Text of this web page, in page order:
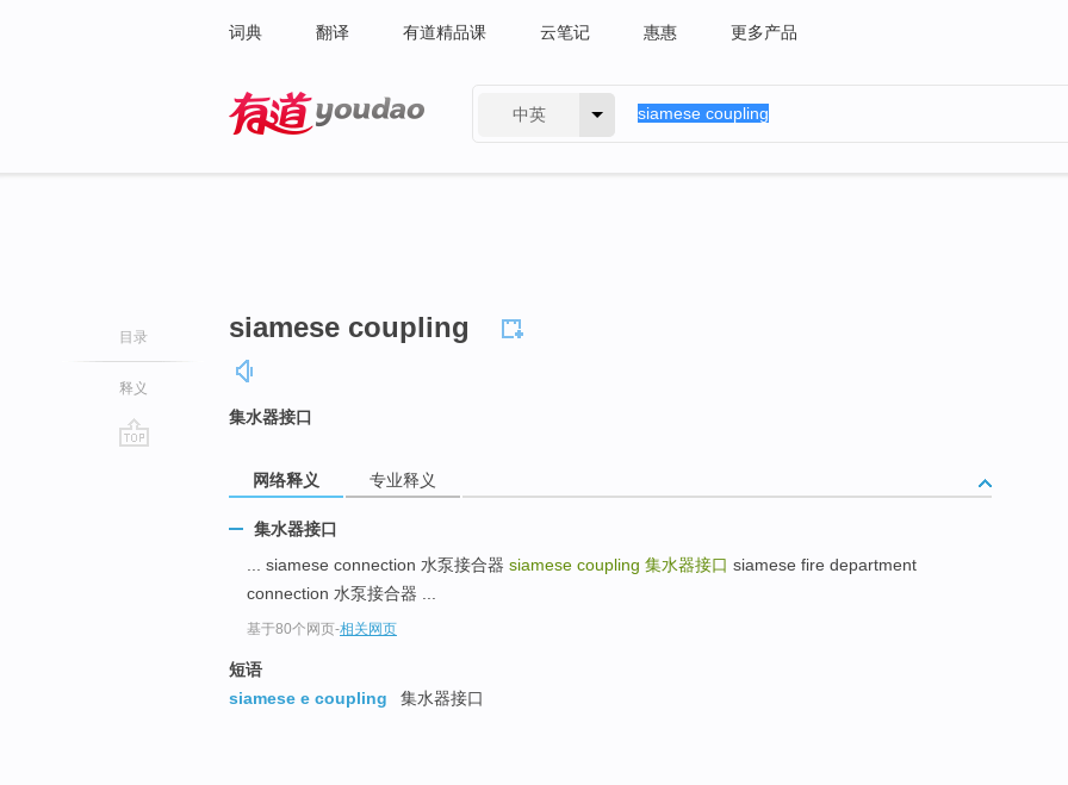
词典 翻译 有道精品课 云笔记 惠惠 更多产品
中英
目录
释义
siamese coupling
集水器接口
网络释义 专业释义
集水器接口
... siamese connection 水泵接合器 siamese coupling 集水器接口 siamese fire department
connection 水泵接合器 ...
基于80个网页-相关网页
短语
siamese e coupling
集水器接口